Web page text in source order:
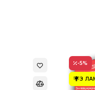
-5%
З